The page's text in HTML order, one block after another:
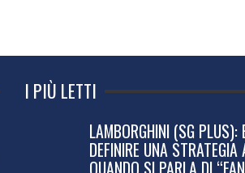
I PIÙ LETTI
LAMBORGHINI (SG PLUS):
DEFINIRE UNA STRATEGIA